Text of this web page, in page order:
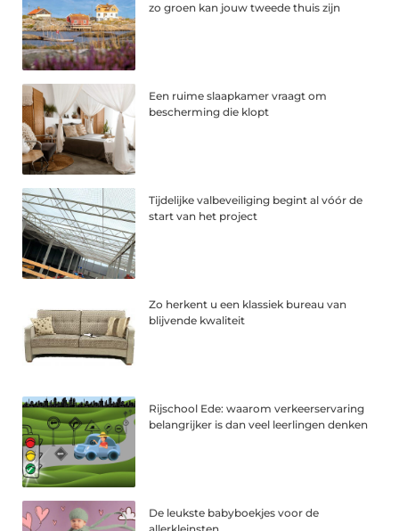
zo groen kan jouw tweede thuis zijn
Een ruime slaapkamer vraagt om
bescherming die klopt
Tijdelijke valbeveiliging begint al vóór de
start van het project
Zo herkent u een klassiek bureau van
blijvende kwaliteit
Rijschool Ede: waarom verkeerservaring
belangrijker is dan veel leerlingen denken
De leukste babyboekjes voor de